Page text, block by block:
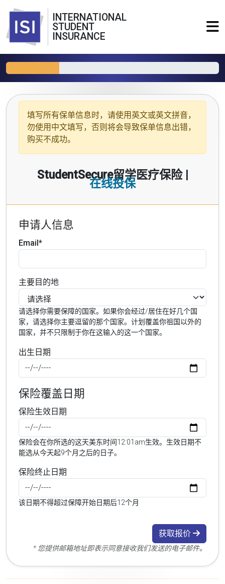
INTERNATIONAL
STUDENT
INSURANCE
填写所有保单信息时，请使用 英文或英文拼音，
勿使用中文填写，否则将会导致保单信息出错，
购买不成功。
StudentSecure留学医疗保险 |
在线投保
申请人信息
Email*
主要目的地
请选择你需要保障的国家。如果你会经过/居住在好几个国
家，请选择你主要逗留的那个国家。计划覆盖你祖国以外的
国家，并不只限制于你在这输入的这一个国家。
出生日期
保险覆盖日期
保险生效日期
保险会在你所选的这天美东时间12:01am生效。生效日期不
能选从今天起9个月之后的日子。
保险终止日期
该日期不得超过保障开始日期后12个月
获取报价
* 您提供邮箱地址即表示同意接收我们发送的电子邮件。